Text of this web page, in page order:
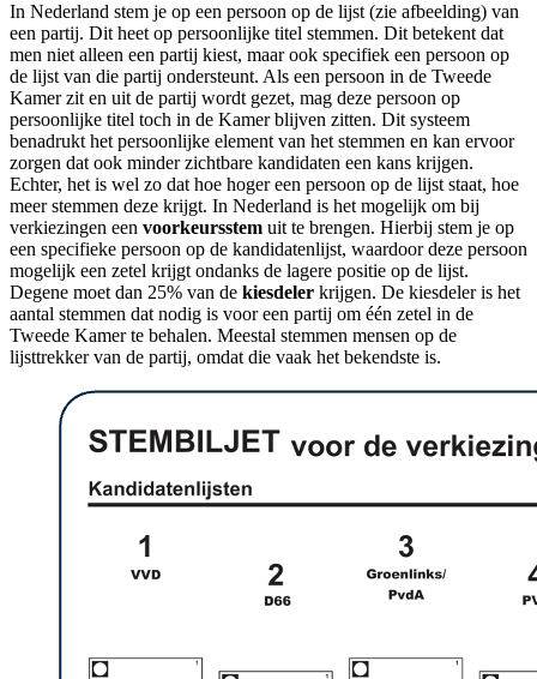
In Nederland stem je op een persoon op de lijst (zie afbeelding) van
een partij. Dit heet op persoonlijke titel stemmen. Dit betekent dat
men niet alleen een partij kiest, maar ook specifiek een persoon op
de lijst van die partij ondersteunt. Als een persoon in de Tweede
Kamer zit en uit de partij wordt gezet, mag deze persoon op
persoonlijke titel toch in de Kamer blijven zitten. Dit systeem
benadrukt het persoonlijke element van het stemmen en kan ervoor
zorgen dat ook minder zichtbare kandidaten een kans krijgen.
Echter, het is wel zo dat hoe hoger een persoon op de lijst staat, hoe
meer stemmen deze krijgt. In Nederland is het mogelijk om bij
verkiezingen een voorkeursstem uit te brengen. Hierbij stem je op
een specifieke persoon op de kandidatenlijst, waardoor deze persoon
mogelijk een zetel krijgt ondanks de lagere positie op de lijst.
Degene moet dan 25% van de kiesdeler krijgen. De kiesdeler is het
aantal stemmen dat nodig is voor een partij om één zetel in de
Tweede Kamer te behalen. Meestal stemmen mensen op de
lijsttrekker van de partij, omdat die vaak het bekendste is.